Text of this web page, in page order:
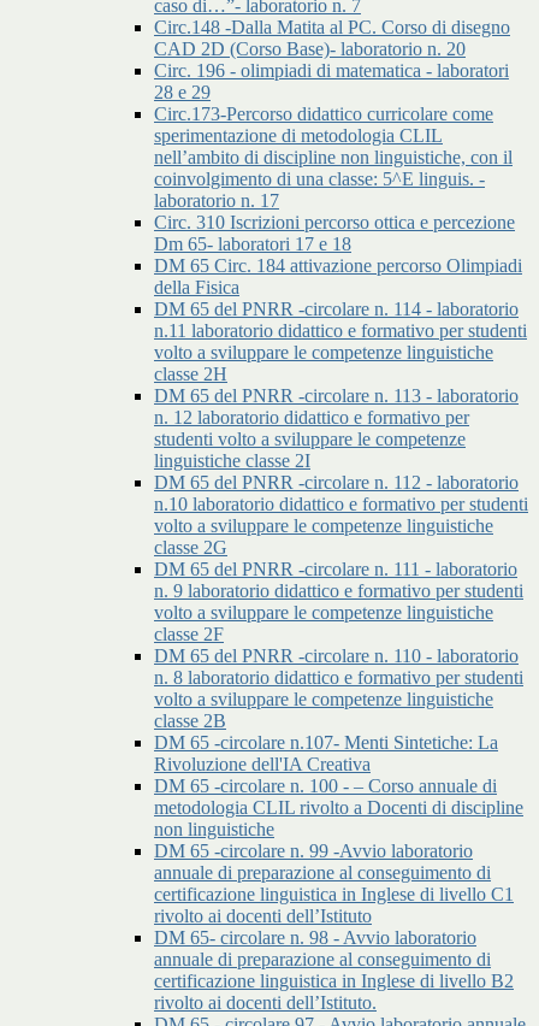
caso di…”- laboratorio n. 7
Circ.148 -Dalla Matita al PC. Corso di disegno
CAD 2D (Corso Base)- laboratorio n. 20
Circ. 196 - olimpiadi di matematica - laboratori
28 e 29
Circ.173-Percorso didattico curricolare come
sperimentazione di metodologia CLIL
nell’ambito di discipline non linguistiche, con il
coinvolgimento di una classe: 5^E linguis. -
laboratorio n. 17
Circ. 310 Iscrizioni percorso ottica e percezione
Dm 65- laboratori 17 e 18
DM 65 Circ. 184 attivazione percorso Olimpiadi
della Fisica
DM 65 del PNRR -circolare n. 114 - laboratorio
n.11 laboratorio didattico e formativo per studenti
volto a sviluppare le competenze linguistiche
classe 2H
DM 65 del PNRR -circolare n. 113 - laboratorio
n. 12 laboratorio didattico e formativo per
studenti volto a sviluppare le competenze
linguistiche classe 2I
DM 65 del PNRR -circolare n. 112 - laboratorio
n.10 laboratorio didattico e formativo per studenti
volto a sviluppare le competenze linguistiche
classe 2G
DM 65 del PNRR -circolare n. 111 - laboratorio
n. 9 laboratorio didattico e formativo per studenti
volto a sviluppare le competenze linguistiche
classe 2F
DM 65 del PNRR -circolare n. 110 - laboratorio
n. 8 laboratorio didattico e formativo per studenti
volto a sviluppare le competenze linguistiche
classe 2B
DM 65 -circolare n.107- Menti Sintetiche: La
Rivoluzione dell'IA Creativa
DM 65 -circolare n. 100 - – Corso annuale di
metodologia CLIL rivolto a Docenti di discipline
non linguistiche
DM 65 -circolare n. 99 -Avvio laboratorio
annuale di preparazione al conseguimento di
certificazione linguistica in Inglese di livello C1
rivolto ai docenti dell’Istituto
DM 65- circolare n. 98 - Avvio laboratorio
annuale di preparazione al conseguimento di
certificazione linguistica in Inglese di livello B2
rivolto ai docenti dell’Istituto.